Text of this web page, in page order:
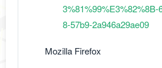
8-57b9-2a946a29ae09
Mozilla Firefox